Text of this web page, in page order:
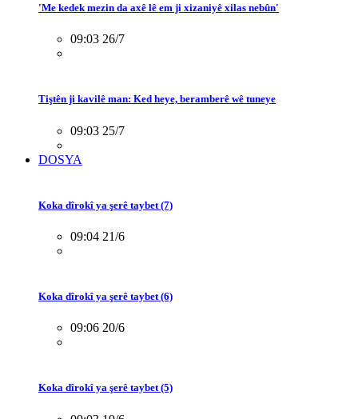
'Me kedek mezin da axê lê em ji xizaniyê xilas nebûn'
09:03 26/7
Tiştên ji kavilê man: Ked heye, beramberê wê tuneye
09:03 25/7
DOSYA
Koka dîrokî ya şerê taybet (7)
09:04 21/6
Koka dîrokî ya şerê taybet (6)
09:06 20/6
Koka dîrokî ya şerê taybet (5)